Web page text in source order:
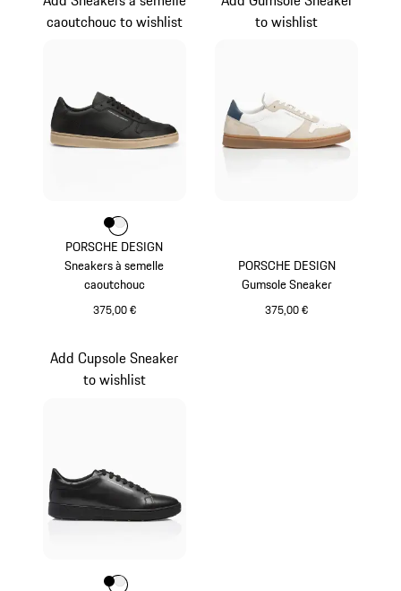
PORSCHE DESIGN
Sneakers à semelle
caoutchouc
375,00 €
caoutchouc to wishlist
Couleur
Couleur
Couleur
PORSCHE DESIGN
Gumsole Sneaker
375,00 €
to wishlist
Add Cupsole Sneaker
to wishlist
Couleur
Couleur
Couleur